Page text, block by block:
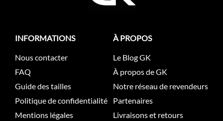
INFORMATIONS
Nous contacter
FAQ
Guide des tailles
Politique de confidentialité
Mentions légales
À PROPOS
Le Blog GK
À propos de GK
Notre réseau de revendeurs
Partenaires
Livraisons et retours